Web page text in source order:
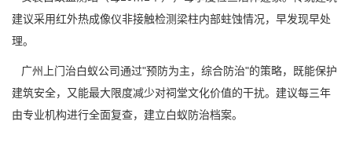
建议采用红外热成像仪非接触检测梁柱内部蛀蚀情况，早发现早处
理。
广州上门治白蚁公司通过"预防为主，综合防治"的策略，既能保护
建筑安全，又能最大限度减少对祠堂文化价值的干扰。建议每三年
由专业机构进行全面复查，建立白蚁防治档案。